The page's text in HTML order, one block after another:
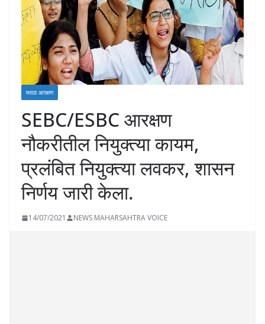
मराठा आरक्षण
SEBC/ESBC आरक्षण
नौकरीतील नियुक्त्या कायम,
प्रलंबित नियुक्त्या लवकर, शासन
निर्णय जारी केला.
14/07/2021 NEWS MAHARSAHTRA VOICE